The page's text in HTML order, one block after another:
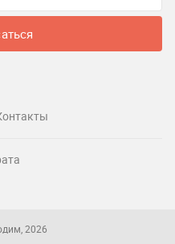
2026